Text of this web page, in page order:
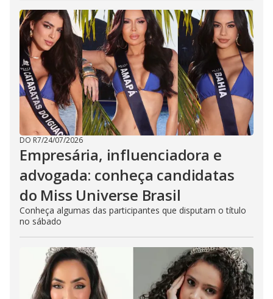
DO R7/24/07/2026
Empresária, influenciadora e
advogada: conheça candidatas
do Miss Universe Brasil
Conheça algumas das participantes que disputam o título
no sábado